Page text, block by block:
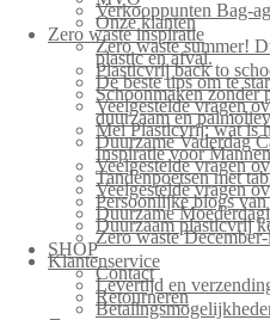
Verkooppunten Bag-
Onze klanten
Zero waste inspiratie
Zero waste summer!
plastic en afval.
Plasticvrij back to
De beste tips om te
Schoonmaken zonder
Veelgestelde vragen
duurzaam en
Mei Plasticvrij: wat is
Duurzame Vaderdag
Inspiratie voor Mannen
Veelgestelde vragen
Tandenpoetsen met
Veelgestelde vragen
Persoonlijke blogs
Duurzame
Duurzaam plasticvrij
Zero waste
SHOP
Klantenservice
Contact
Levertijd en
Retourneren